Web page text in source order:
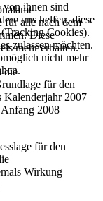
für alle nach dem
Diese
mehr erhalten.
die
für den
Kalenderjahr 2007
Anfang 2008
für den
Wirkung
von ihnen sind
uns helfen, diese
Cookies).
zulassen möchten.
nicht mehr